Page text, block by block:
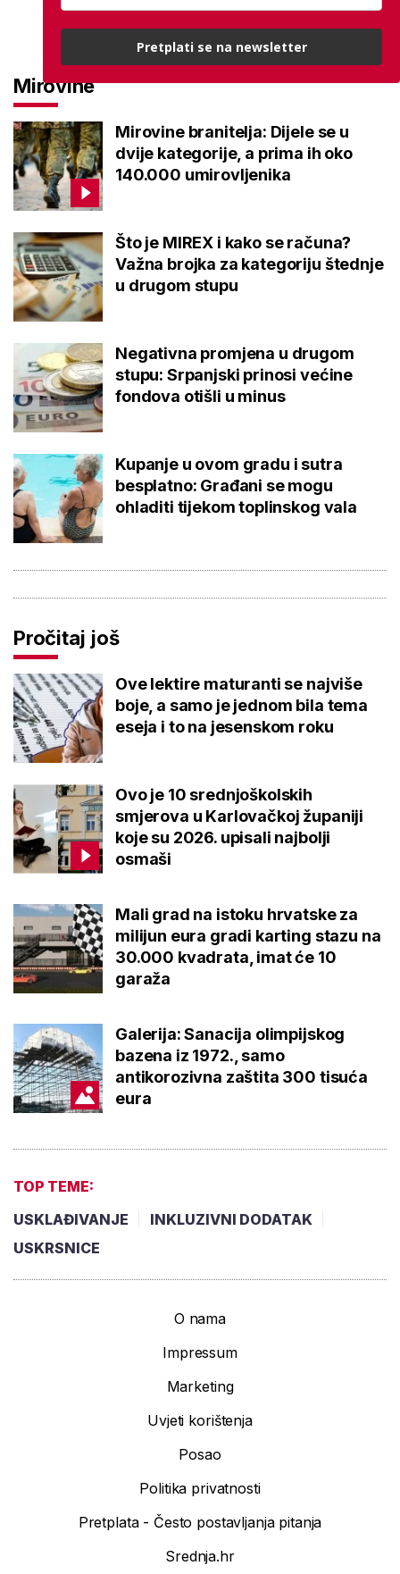
Mirovine
Mirovine branitelja: Dijele se u
dvije kategorije, a prima ih oko
140.000 umirovljenika
Što je MIREX i kako se računa?
Važna brojka za kategoriju štednje
u drugom stupu
Negativna promjena u drugom
stupu: Srpanjski prinosi većine
fondova otišli u minus
Kupanje u ovom gradu i sutra
besplatno: Građani se mogu
ohladiti tijekom toplinskog vala
Pročitaj još
Ove lektire maturanti se najviše
boje, a samo je jednom bila tema
eseja i to na jesenskom roku
Ovo je 10 srednjoškolskih
smjerova u Karlovačkoj županiji
koje su 2026. upisali najbolji
osmaši
Mali grad na istoku hrvatske za
milijun eura gradi karting stazu na
30.000 kvadrata, imat će 10
garaža
Galerija: Sanacija olimpijskog
bazena iz 1972., samo
antikorozivna zaštita 300 tisuća
eura
TOP TEME:
USKLAĐIVANJE
INKLUZIVNI DODATAK
USKRSNICE
O nama
Impressum
Marketing
Uvjeti korištenja
Posao
Politika privatnosti
Pretplata - Često postavljanja pitanja
Srednja.hr
Pretplati se na newsletter